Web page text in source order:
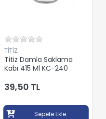
TİTİZ
Titiz Damla Saklama
Kabı 415 Ml KC-240
39,50 TL
Sepete Ekle